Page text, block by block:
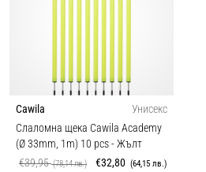
Cawila
Унисекс
Слаломна щека Cawila Academy
(Ø 33mm, 1m) 10 pcs- Жълт
€39,95(78,14 лв.) €32,80 (64,15 лв.)